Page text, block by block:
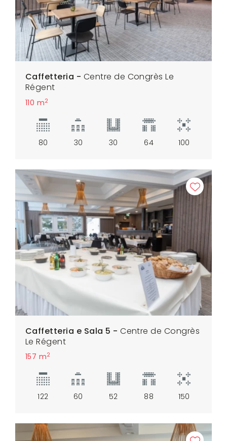
Caffetteria - Centre de Congrès Le
Régent
110 m2
80 30 30 64 100
Caffetteria e Sala 5 -Centre de Congrès
Le Régent
157 m2
122 60 52 88 150